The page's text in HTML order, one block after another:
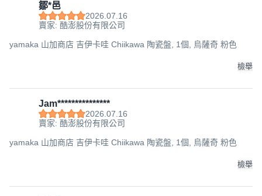
鄒*邑
2026.07.16
賣家: 酷澎股份有限公司
yamaka 山加商店 吉伊卡哇 Chiikawa 陶瓷盤, 1個, 烏薩奇 粉色
檢舉
Jam***************
2026.07.16
賣家: 酷澎股份有限公司
yamaka 山加商店 吉伊卡哇 Chiikawa 陶瓷盤, 1個, 烏薩奇 粉色
檢舉